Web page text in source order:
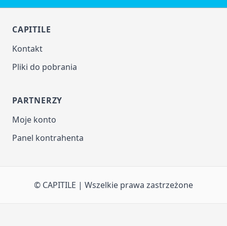
CAPITILE
Kontakt
Pliki do pobrania
PARTNERZY
Moje konto
Panel kontrahenta
© CAPITILE | Wszelkie prawa zastrzeżone